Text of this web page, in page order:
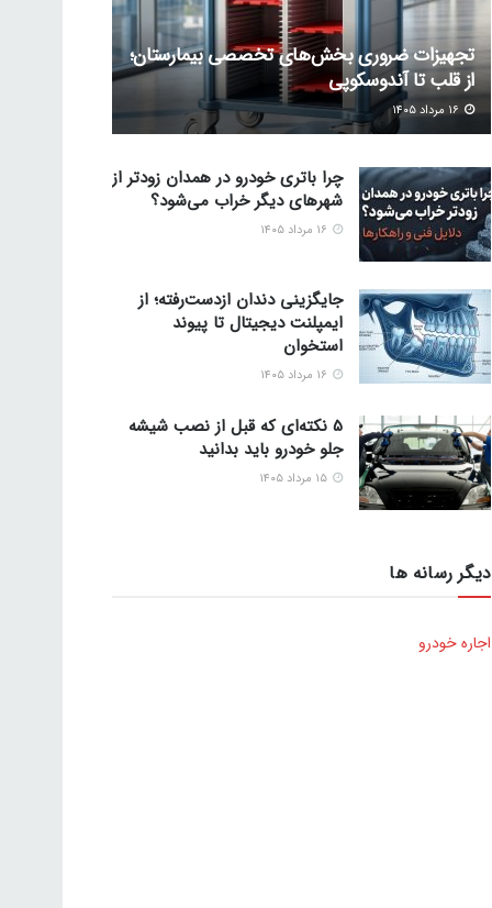
تجهیزات ضروری بخش‌های تخصصی بیمارستان؛
از قلب تا آندوسکوپی
چرا باتری خودرو در همدان زودتر از
شهرهای دیگر خراب می‌شود؟
جایگزینی دندان ازدست‌رفته؛ از
ایمپلنت دیجیتال تا پیوند
استخوان
5 نکته‌ای که قبل از نصب شیشه
جلو خودرو باید بدانید
دیگر رسانه ها
اجاره خودرو